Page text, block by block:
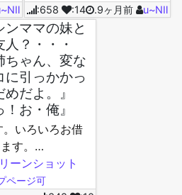
:658
:14 .9ヶ月前 u~NⅡ
ンママの妹と
人？・・・
ちゃん、変な
に引っかかっ
だよ。』
！お・俺』
。いろいろお借
す。…
ーンショット
ページ可